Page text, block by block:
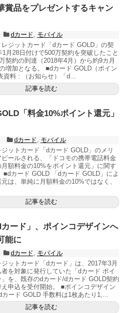
賞品をプレゼントするキャン
dカード
モバイル
レジットカード「dカード GOLD」の契
1月28日付けで500万契約を突破したこと
契約の到達（2018年4月）から約9カ月
増加となる。 ■dカード GOLD（ポイン
資料 : （お知らせ）「d...
記事を読む
「料金10%ポイント還元」
dカード
モバイル
ジットカード「dカード GOLD」のメリ
ピールされる、「ドコモの携帯電話料金
月額料金の10%をポイント還元」に関す
■dカード GOLD 「dカード GOLD」によ
は、単純に月額料金の10%ではなく、
記事を読む
カード」、ポインコデザインへ
能に
dカード
モバイル
ジットカード「dカード」は、2017年3月
者を対象に発行していた「dカード ポイ
」を、既存のdカード/dカード GOLD契約
申込を受付開始。 ■ポインコデザイン
ード GOLD 手数料は1枚あたり1,...
記事を読む